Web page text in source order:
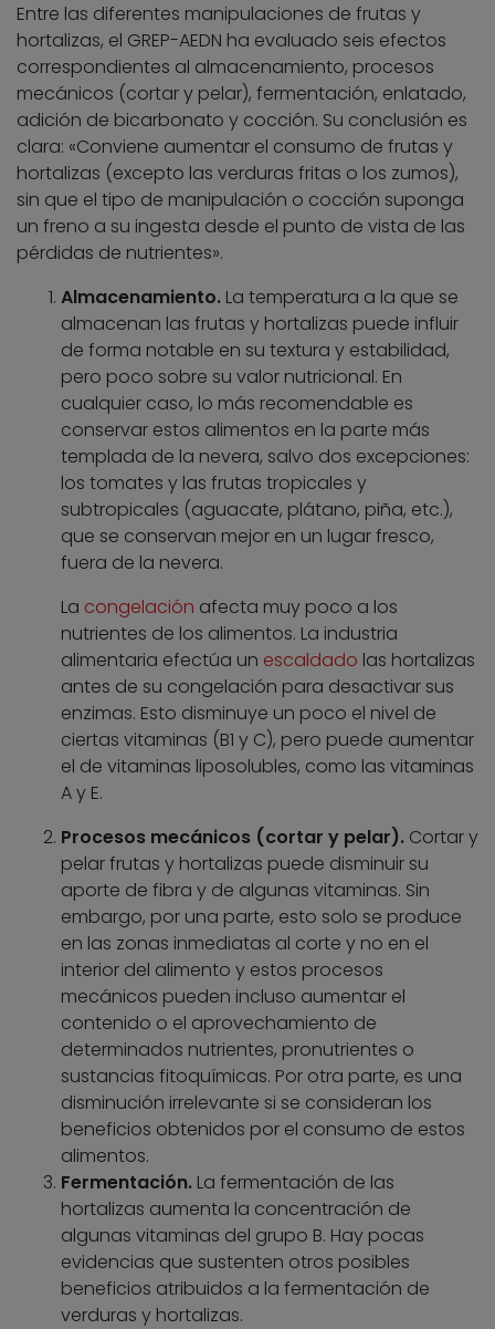
Entre las diferentes manipulaciones de frutas y
hortalizas, el GREP-AEDN ha evaluado seis efectos
correspondientes al almacenamiento, procesos
mecánicos (cortar y pelar), fermentación, enlatado,
adición de bicarbonato y cocción. Su conclusión es
clara: «Conviene aumentar el consumo de frutas y
hortalizas (excepto las verduras fritas o los zumos),
sin que el tipo de manipulación o cocción suponga
un freno a su ingesta desde el punto de vista de las
pérdidas de nutrientes».
Almacenamiento. La temperatura a la que se
almacenan las frutas y hortalizas puede influir
de forma notable en su textura y estabilidad,
pero poco sobre su valor nutricional. En
cualquier caso, lo más recomendable es
conservar estos alimentos en la parte más
templada de la nevera, salvo dos excepciones:
los tomates y las frutas tropicales y
subtropicales (aguacate, plátano, piña, etc.),
que se conservan mejor en un lugar fresco,
fuera de la nevera.
La congelación afecta muy poco a los
nutrientes de los alimentos. La industria
alimentaria efectúa un escaldado las hortalizas
antes de su congelación para desactivar sus
enzimas. Esto disminuye un poco el nivel de
ciertas vitaminas (B1 y C), pero puede aumentar
el de vitaminas liposolubles, como las vitaminas
A y E.
Procesos mecánicos (cortar y pelar). Cortar y
pelar frutas y hortalizas puede disminuir su
aporte de fibra y de algunas vitaminas. Sin
embargo, por una parte, esto solo se produce
en las zonas inmediatas al corte y no en el
interior del alimento y estos procesos
mecánicos pueden incluso aumentar el
contenido o el aprovechamiento de
determinados nutrientes, pronutrientes o
sustancias fitoquímicas. Por otra parte, es una
disminución irrelevante si se consideran los
beneficios obtenidos por el consumo de estos
alimentos.
Fermentación. La fermentación de las
hortalizas aumenta la concentración de
algunas vitaminas del grupo B. Hay pocas
evidencias que sustenten otros posibles
beneficios atribuidos a la fermentación de
verduras y hortalizas.